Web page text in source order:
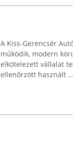
A Kiss-Gerencsér
működik, modern
elkötelezett vállalat
ellenőrzött használt ...